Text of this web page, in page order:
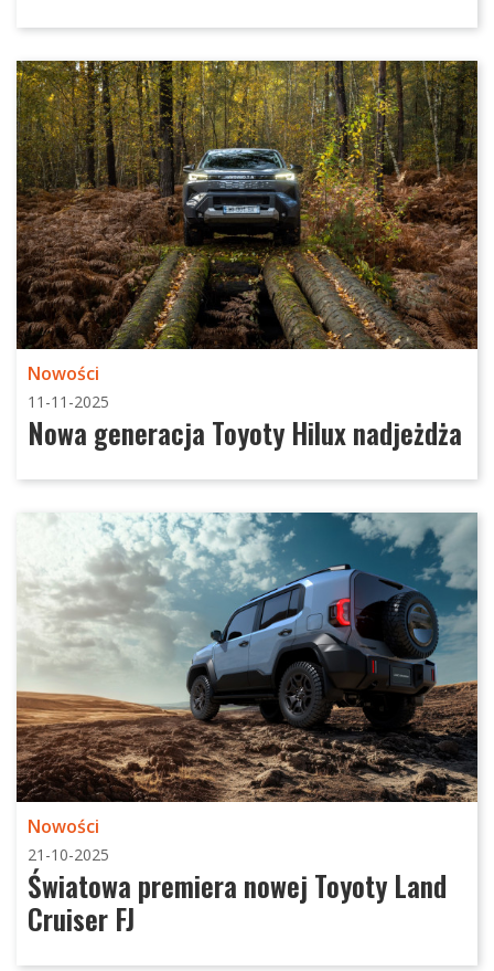
Nowości
11-11-2025
Nowa generacja Toyoty Hilux nadjeżdża
Nowości
21-10-2025
Światowa premiera nowej Toyoty Land
Cruiser FJ